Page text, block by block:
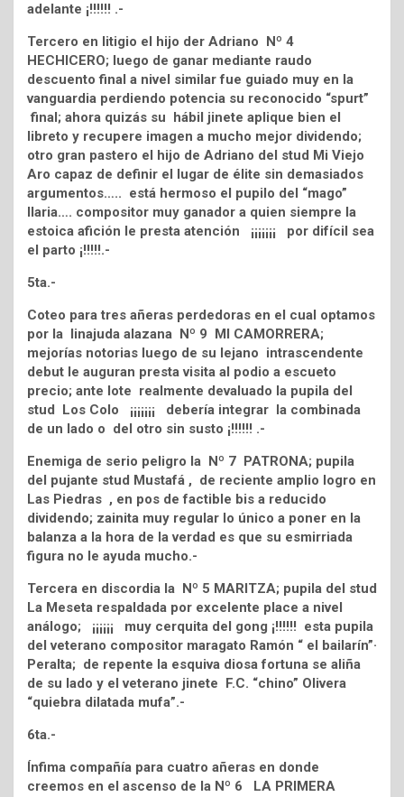
adelante ¡!!!!!! .-
Tercero en litigio el hijo der Adriano Nº 4
HECHICERO; luego de ganar mediante raudo
descuento final a nivel similar fue guiado muy en la
vanguardia perdiendo potencia su reconocido “spurt”
final; ahora quizás su hábil jinete aplique bien el
libreto y recupere imagen a mucho mejor dividendo;
otro gran pastero el hijo de Adriano del stud Mi Viejo
Aro capaz de definir el lugar de élite sin demasiados
argumentos….. está hermoso el pupilo del “mago”
Ilaria…. compositor muy ganador a quien siempre la
estoica afición le presta atención ¡¡¡¡¡¡¡ por difícil sea
el parto ¡!!!!!.-
5ta.-
Coteo para tres añeras perdedoras en el cual optamos
por la linajuda alazana Nº 9 MI CAMORRERA;
mejorías notorias luego de su lejano intrascendente
debut le auguran presta visita al podio a escueto
precio; ante lote realmente devaluado la pupila del
stud Los Colo ¡¡¡¡¡¡¡ debería integrar la combinada
de un lado o del otro sin susto ¡!!!!!! .-
Enemiga de serio peligro la Nº 7 PATRONA; pupila
del pujante stud Mustafá , de reciente amplio logro en
Las Piedras , en pos de factible bis a reducido
dividendo; zainita muy regular lo único a poner en la
balanza a la hora de la verdad es que su esmirriada
figura no le ayuda mucho.-
Tercera en discordia la Nº 5 MARITZA; pupila del stud
La Meseta respaldada por excelente place a nivel
análogo; ¡¡¡¡¡¡ muy cerquita del gong ¡!!!!!! esta pupila
del veterano compositor maragato Ramón “ el bailarín”·
Peralta; de repente la esquiva diosa fortuna se aliña
de su lado y el veterano jinete F.C. “chino” Olivera
“quiebra dilatada mufa”.-
6ta.-
Ínfima compañía para cuatro añeras en donde
creemos en el ascenso de la Nº 6 LA PRIMERA